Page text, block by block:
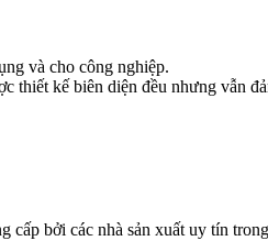
và cho công nghiệp.
thiết kế biên diện đều nhưng vẫn
cấp bởi các nhà sản xuất uy tín